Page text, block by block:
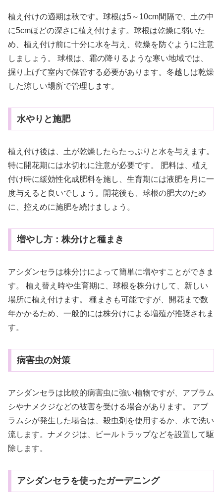
植え付けの適期は秋です。球根は5～10cm間隔で、土の中
に5cmほどの深さに植え付けます。球根は乾燥に弱いた
め、植え付け前に十分に水を与え、乾燥を防ぐように注意
しましょう。 球根は、霜の降りるような寒い地域では、
掘り上げて室内で保管する必要があります。冬越しは乾燥
した涼しい場所で管理します。
水やりと施肥
植え付け後は、土が乾燥したらたっぷりと水を与えます。
特に開花期には水切れに注意が必要です。 肥料は、植え
付け時に緩効性化成肥料を施し、生育期には液肥を月に一
度与えると良いでしょう。開花後も、球根の肥大のため
に、控えめに施肥を続けましょう。
増やし方：株分けと種まき
アシダンセラは株分けによって簡単に増やすことができま
す。 植え替え時や生育期に、球根を株分けして、新しい
場所に植え付けます。 種まきも可能ですが、開花まで数
年かかるため、一般的には株分けによる増殖が推奨されま
す。
病害虫の対策
アシダンセラは比較的病害虫に強い植物ですが、アブラム
シやナメクジなどの被害を受ける場合があります。 アブ
ラムシが発生した場合は、殺虫剤を使用するか、水で洗い
流します。ナメクジは、ビールトラップなどを設置して駆
除します。
アシダンセラを使ったガーデニング